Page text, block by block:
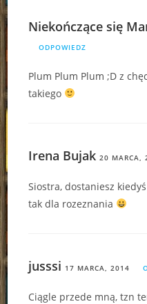
Niekończące się
ODPOWIEDZ
Plum Plum Plum ;D z
takiego
Irena Bujak 20 MARCA,
Siostra, dostaniesz
tak dla rozeznania
jusssi 17 MARCA, 2014
Ciągle przede mną, tzn